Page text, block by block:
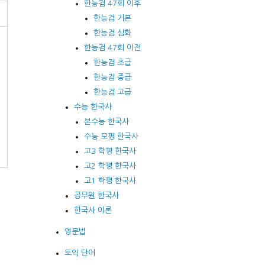
한능검 47회 이후
한능검 기본
한능검 심화
한능검 47회 이전
한능검 초급
한능검 중급
한능검 고급
수능 한국사
본수능 한국사
수능 모평 한국사
고3 학평 한국사
고2 학평 한국사
고1 학평 한국사
공무원 한국사
한국사 이론
영문법
토익 단어